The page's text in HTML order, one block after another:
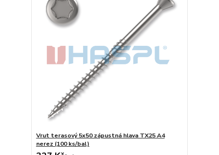
Vrut terasový 5x50 zápustná hlava TX25 A4
nerez (100 ks/bal)